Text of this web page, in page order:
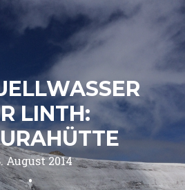
LINTH:
August 2014
•